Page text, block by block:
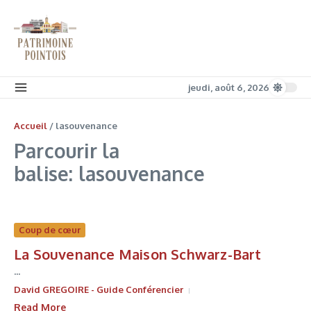
jeudi, août 6, 2026
Accueil / lasouvenance
Parcourir la
balise: lasouvenance
Coup de cœur
La Souvenance Maison Schwarz-Bart
...
David GREGOIRE - Guide Conférencier
Read More